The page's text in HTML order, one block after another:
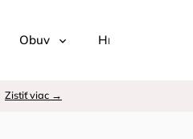
Obuv Hračky
Zistiť viac →